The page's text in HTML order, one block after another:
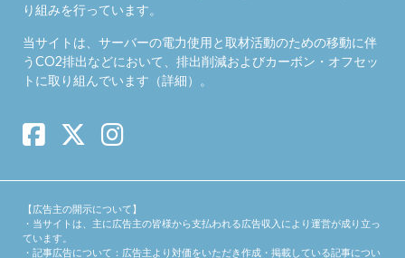
り組みを行っています。
当サイトは、サーバーの電力使用と取材活動のための移動に伴
うCO2排出などにおいて、排出削減およびカーボン・オフセッ
トに取り組んでいます（詳細）。
【広告主の開示について】
・当サイトは、主に広告主の皆様から支払われる広告収入により運営が成り立っ
ています。
・記事広告について：広告主より対価をいただき作成・掲載している記事につい